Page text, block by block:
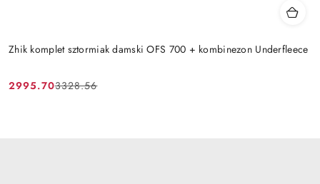
Zhik komplet sztormiak damski OFS 700 + kombinezon Underfleece
Cena
2995.70
Cena
3328.56